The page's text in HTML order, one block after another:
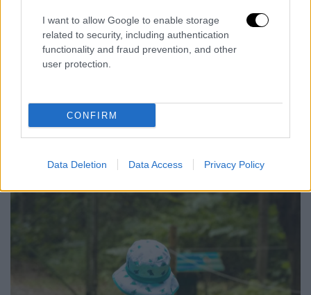
I want to allow Google to enable storage
related to security, including authentication
functionality and fraud prevention, and other
user protection.
CONFIRM
Data Deletion Data Access Privacy Policy
πληρούν τις προϋποθέσεις συμμετοχής.
Σημειώνεται ότι δεν μπορούν να
συμμετάσχουνστο πρόγραμμα εργαζόμενοι
συμμετοχή των παιδιών τους σε
κατασκηνωτικό πρόγραμμα